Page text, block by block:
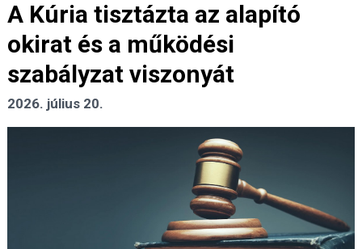
A Kúria tisztázta az alapító
okirat és a működési
szabályzat viszonyát
2026. július 20.